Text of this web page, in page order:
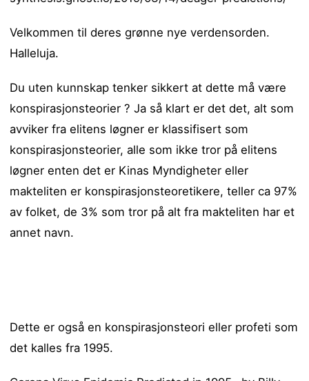
Velkommen til deres grønne nye verdensorden.
Halleluja.
Du uten kunnskap tenker sikkert at dette må være
konspirasjonsteorier ? Ja så klart er det det, alt som
avviker fra elitens løgner er klassifisert som
konspirasjonsteorier, alle som ikke tror på elitens
løgner enten det er Kinas Myndigheter eller
makteliten er konspirasjonsteoretikere, teller ca 97%
av folket, de 3% som tror på alt fra makteliten har et
annet navn.
Dette er også en konspirasjonsteori eller profeti som
det kalles fra 1995.